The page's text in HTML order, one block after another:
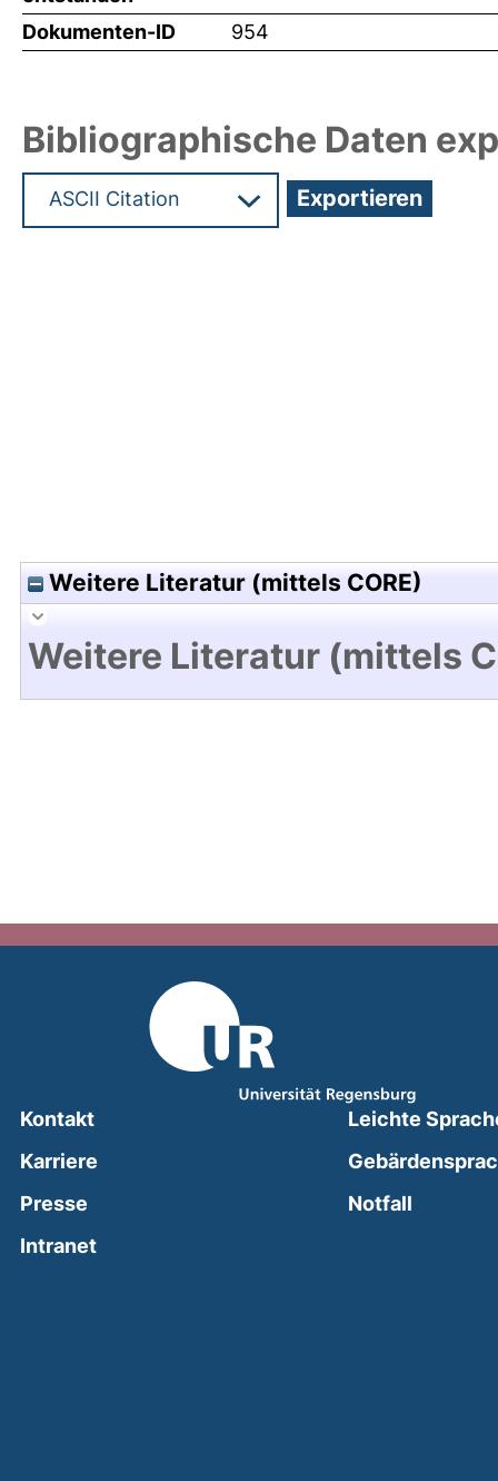
Dokumenten-ID 954
Bibliographische Daten
Weitere Literatur (mittels CORE)
Weitere Literatur (mittels
Kontakt
Karriere
Presse
Intranet(external link, opens in a new window)
Leichte
Notfall